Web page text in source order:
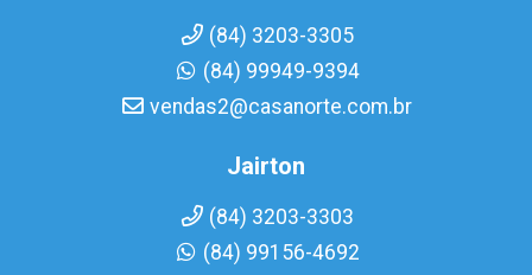
(84) 3203-3305
(84) 99949-9394
vendas2@casanorte.com.br
Jairton
(84) 3203-3303
(84) 99156-4692